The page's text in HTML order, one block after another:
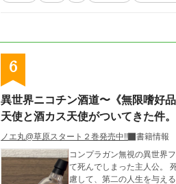
6
異世界ニコチン酒道〜《無限嗜好
天使と酒カス天使がついてきた件
ノエ丸@草原スタート２巻発売中!!
書籍情報
コンプラガン無視の異世界
て死んでしまった主人公。
慮して、第二の人生を与え